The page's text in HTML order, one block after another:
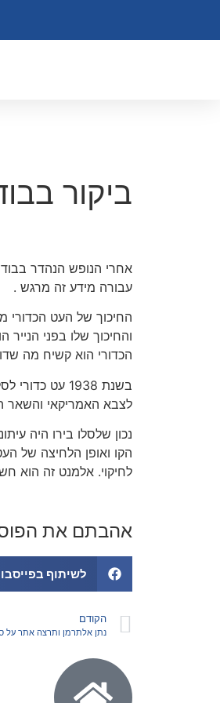
ביקור
אחרי הנופש הנהדר
עבורה מידע זה מרגש .
החיכוך של העט הכדורי
והחיכוך שלו בפני
הכדורי הוא קשיח מה
בשנת 1938
לצבא האמריקאי והשאר
נכון שלסלו בירו היה
הקו ואופן הלחיצה של
לחיקוי. אלמנט זה הוא
אהבתם את
לשיתוף
הקודם
נתן אלתרמן ותרצה אתר על